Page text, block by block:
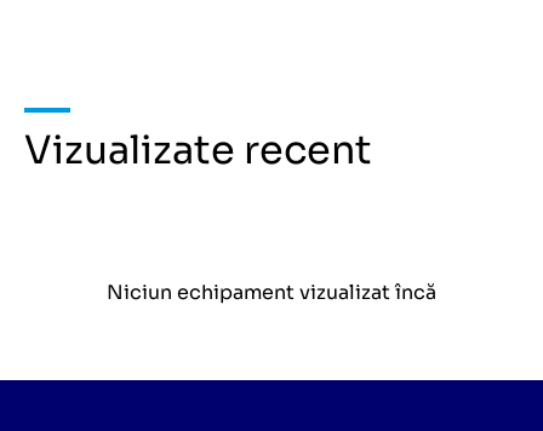
Vizualizate recent
Niciun echipament vizualizat încă